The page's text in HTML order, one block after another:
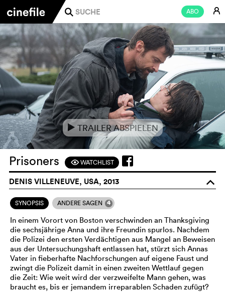
ABO E
j
e TRAILER ABSPIELEN
Prisoners FWATCHLIST
DENIS VILLENEUVE, USA, 2013 o
SYNOPSIS ANDERE SAGEN 4
In einem Vorort von Boston verschwinden an Thanksgiving
die sechsjährige Anna und ihre Freundin spurlos. Nachdem
die Polizei den ersten Verdächtigen aus Mangel an Beweisen
aus der Untersuchungshaft entlassen hat, stürzt sich Annas
Vater in fieberhafte Nachforschungen auf eigene Faust und
zwingt die Polizeit damit in einen zweiten Wettlauf gegen
die Zeit: Wie weit wird der verzweifelte Mann gehen, was
braucht es, bis er jemandem irreparablen Schaden zufügt?